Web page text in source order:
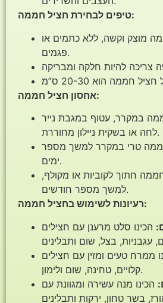
טיפים לבחירת חציל חממה:
מוצק וקשה, ללא כתמים או
פגמים.
אחסון חציל חממה:
במקרר, עטוף במגבת נייר
לחה או בשקית ניילון מחוררת.
טרי במקרר למשך מספר
ימים.
חתוך לקוביות או מקולף,
למשך מספר חודשים.
רעיונות לשימוש בחציל חממה:
הכינו סלט מרענן עם חצילים
ממרח טעים ומזין עם חצילים
קלויים, טחינה, שום ולימון.
הכינו מנה עשירה ומגוונת עם